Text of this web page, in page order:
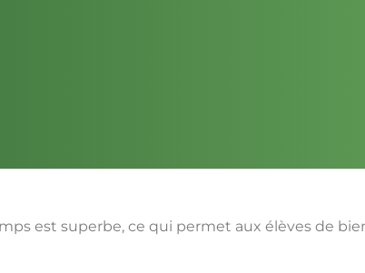
est superbe, ce qui permet aux élèves de